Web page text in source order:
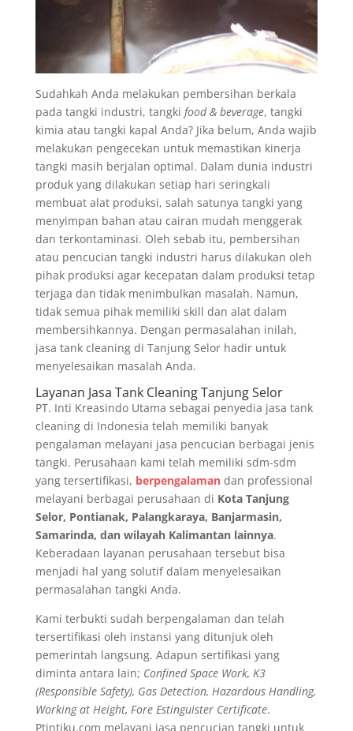
Sudahkah Anda melakukan pembersihan berkala
pada tangki industri, tangki food & beverage, tangki
kimia atau tangki kapal Anda? Jika belum, Anda wajib
melakukan pengecekan untuk memastikan kinerja
tangki masih berjalan optimal. Dalam dunia industri
produk yang dilakukan setiap hari seringkali
membuat alat produksi, salah satunya tangki yang
menyimpan bahan atau cairan mudah menggerak
dan terkontaminasi. Oleh sebab itu, pembersihan
atau pencucian tangki industri harus dilakukan oleh
pihak produksi agar kecepatan dalam produksi tetap
terjaga dan tidak menimbulkan masalah. Namun,
tidak semua pihak memiliki skill dan alat dalam
membersihkannya. Dengan permasalahan inilah,
jasa tank cleaning di Tanjung Selor hadir untuk
menyelesaikan masalah Anda.
Layanan Jasa Tank Cleaning Tanjung Selor
PT. Inti Kreasindo Utama sebagai penyedia jasa tank
cleaning di Indonesia telah memiliki banyak
pengalaman melayani jasa pencucian berbagai jenis
tangki. Perusahaan kami telah memiliki sdm-sdm
yang tersertifikasi, berpengalaman dan professional
melayani berbagai perusahaan di Kota Tanjung
Selor, Pontianak, Palangkaraya, Banjarmasin,
Samarinda, dan wilayah Kalimantan lainnya.
Keberadaan layanan perusahaan tersebut bisa
menjadi hal yang solutif dalam menyelesaikan
permasalahan tangki Anda.
Kami terbukti sudah berpengalaman dan telah
tersertifikasi oleh instansi yang ditunjuk oleh
pemerintah langsung. Adapun sertifikasi yang
diminta antara lain; Confined Space Work, K3
(Responsible Safety), Gas Detection, Hazardous Handling,
Working at Height, Fore Estinguister Certificate.
Ptintiku.com melayani jasa pencucian tangki untuk